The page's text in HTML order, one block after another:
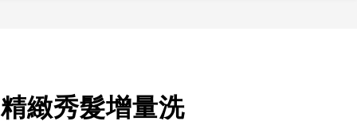
緻秀髮增量洗